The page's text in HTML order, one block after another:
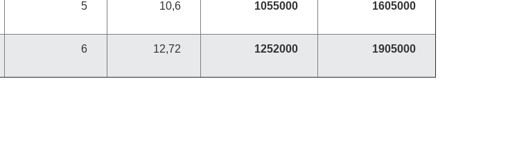
5 10,6 1055000 1605000
6 12,72 1252000 1905000